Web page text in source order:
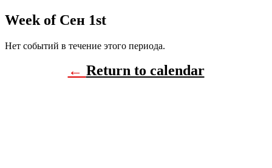
Week of Сен 1st
Нет событий в течение этого периода.
← Return to calendar